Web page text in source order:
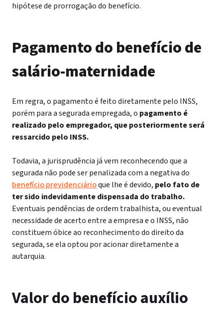
hipótese de prorrogação do benefício.
Pagamento do benefício de
salário-maternidade
Em regra, o pagamento é feito diretamente pelo INSS,
porém para a segurada empregada, o pagamento é
realizado pelo empregador, que posteriormente será
ressarcido pelo INSS.
Todavia, a jurisprudência já vem reconhecendo que a
segurada não pode ser penalizada com a negativa do
benefício previdenciárioque lhe é devido, pelo fato de
ter sido indevidamente dispensada do trabalho.
Eventuais pendências de ordem trabalhista, ou eventual
necessidade de acerto entre a empresa e o INSS, não
constituem óbice ao reconhecimento do direito da
segurada, se ela optou por acionar diretamente a
autarquia.
Valor do benefício auxílio